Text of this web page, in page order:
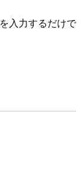
入力するだけで